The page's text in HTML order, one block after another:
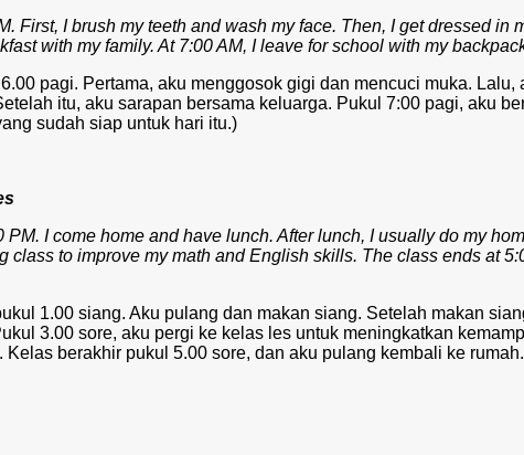
First, I brush my teeth and wash my face. Then, I get dressed in
with my family. At 7:00 AM, I leave for school with my
pagi. Pertama, aku menggosok gigi dan mencuci muka. Lalu,
itu, aku sarapan bersama keluarga. Pukul 7:00 pagi, aku
sudah siap untuk hari itu.)
PM. I come home and have lunch. After lunch, I usually do my
class to improve my math and English skills. The class ends at
1.00 siang. Aku pulang dan makan siang. Setelah makan
3.00 sore, aku pergi ke kelas les untuk meningkatkan
Kelas berakhir pukul 5.00 sore, dan aku pulang kembali ke